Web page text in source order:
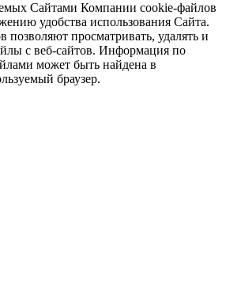
Сайтами Компании cookie-файлов
удобства использования Сайта.
позволяют просматривать, удалять и
c веб-сайтов. Информация по
может быть найдена в
браузер.